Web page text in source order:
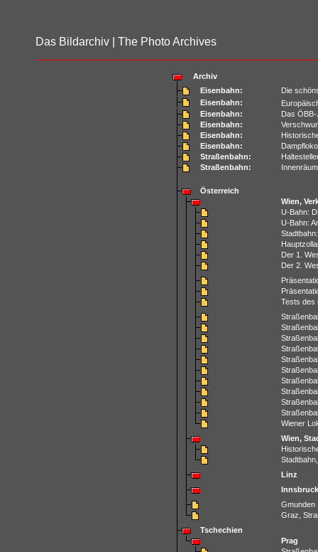
Das Bildarchiv | The Photo Archives
Archiv
Eisenbahn:
Die
Eisenbahn:
Eisenbahn:
Das
Eisenbahn:
Eisenbahn:
Eisenbahn:
Straßenbahn:
Straßenbahn:
Österreich
Wien,
U-Bahn:
U-Bahn:
Der 1.
Der 2.
Tests des
Wiener
Wien,
Linz
Innsbruck
Gmunden
Graz,
Tschechien
Prag